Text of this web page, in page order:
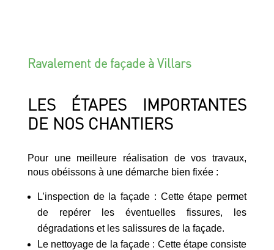
Ravalement de façade à Villars
LES ÉTAPES IMPORTANTES
DE NOS CHANTIERS
Pour une meilleure réalisation de vos travaux,
nous obéissons à une démarche bien fixée :
L’inspection de la façade : Cette étape permet
de repérer les éventuelles fissures, les
dégradations et les salissures de la façade.
Le nettoyage de la façade : Cette étape consiste